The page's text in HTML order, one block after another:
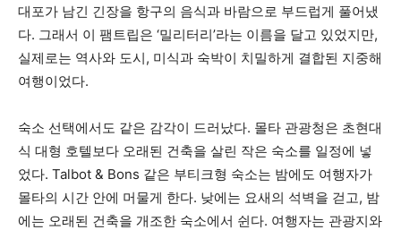
대포가 남긴 긴장을 항구의 음식과 바람으로 부드럽게 풀어냈
다. 그래서 이 팸트립은 ‘밀리터리’라는 이름을 달고 있었지만,
실제로는 역사와 도시, 미식과 숙박이 치밀하게 결합된 지중해
여행이었다.
숙소 선택에서도 같은 감각이 드러났다. 몰타 관광청은 초현대
식 대형 호텔보다 오래된 건축을 살린 작은 숙소를 일정에 넣
었다. Talbot & Bons 같은 부티크형 숙소는 밤에도 여행자가
몰타의 시간 안에 머물게 한다. 낮에는 요새의 석벽을 걷고, 밤
에는 오래된 건축을 개조한 숙소에서 쉰다. 여행자는 관광지와